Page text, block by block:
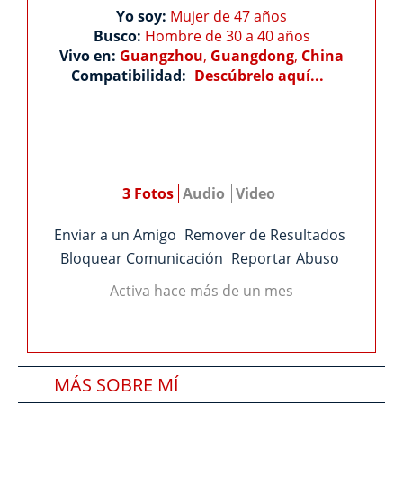
Yo soy: Mujer de 47 años
Busco: Hombre de 30 a 40 años
Vivo en: Guangzhou, Guangdong, China
Compatibilidad: Descúbrelo aquí...
3 Fotos Audio Video
Enviar a un Amigo Remover de Resultados
Bloquear Comunicación Reportar Abuso
Activa hace más de un mes
MÁS SOBRE MÍ